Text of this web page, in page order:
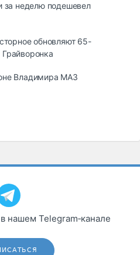
за неделю подешевел
обновляют 65-
Владимира МАЗ
нашем Telegram‑канале